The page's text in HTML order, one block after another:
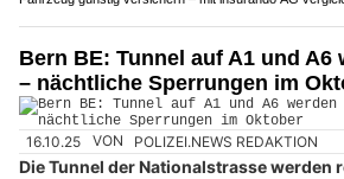
Bern BE: Tunnel auf A1 und A6
– nächtliche Sperrungen im
16.10.25 VON POLIZEI.NEWS REDAKTION
Die Tunnel der Nationalstrasse werden